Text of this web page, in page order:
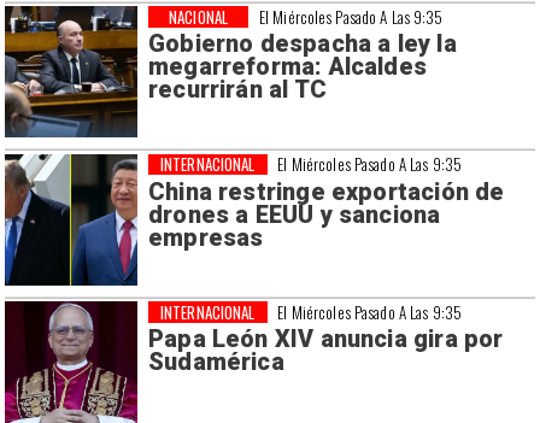
El Miércoles Pasado A Las 9:35
Gobierno despacha a ley la
megarreforma: Alcaldes
recurrirán al TC
NACIONAL
El Miércoles Pasado A Las 9:35
China restringe exportación de
drones a EEUU y sanciona
empresas
INTERNACIONAL
El Miércoles Pasado A Las 9:35
Papa León XIV anuncia gira por
Sudamérica
INTERNACIONAL